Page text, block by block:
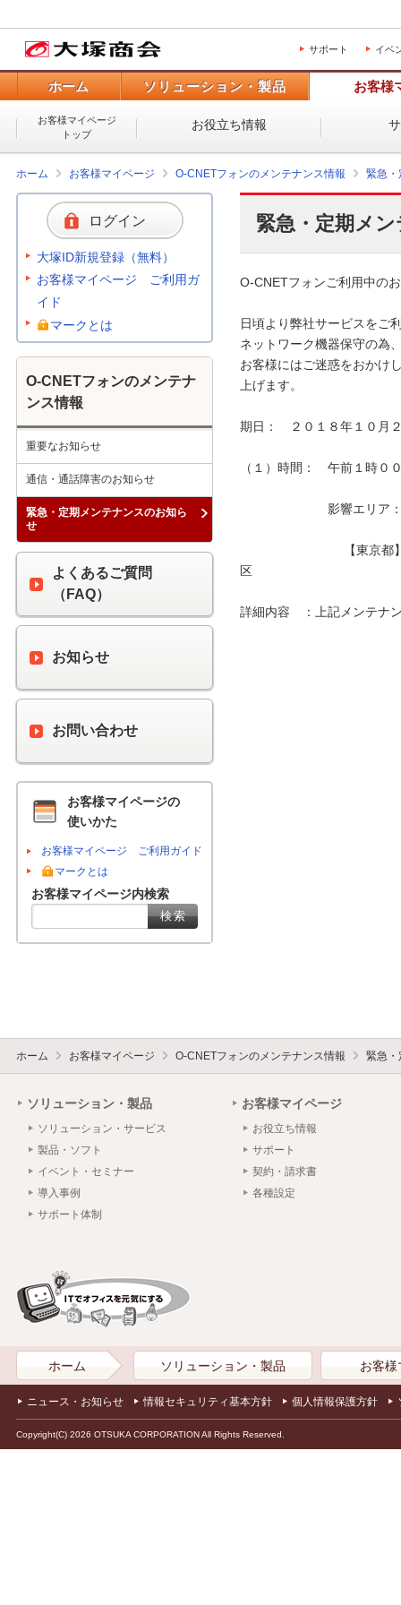
サポート イベ
ホーム ソリューション・製品 お客様
お客様マイページ
トップ
お役立ち情報
ホーム お客様マイページ O-CNETフォンのメンテナンス情報 緊急・
緊急・定期メ
O-CNETフォンご利用中の
日頃より弊社サービスをご
ネットワーク機器保守の為
お客様にはご迷惑をおかけ
上げます。
期日：　２０１８年１０月
（１）時間：　午前１時０
影響エリア：　下記
【東京都】　千
詳細内容　：上記メンテナ
ログイン
大塚ID新規登録（無料）
お客様マイページ ご利用ガ
イド
マークとは
O-CNETフォンのメンテナ
ンス情報
重要なお知らせ
通信・通話障害のお知らせ
緊急・定期メンテナンスのお知ら
せ
よくあるご質問
（FAQ）
お知らせ
お問い合わせ
お客様マイページの
使いかた
お客様マイページ ご利用ガイド
マークとは
お客様マイページ内検索
ホーム お客様マイページ O-CNETフォンのメンテナンス情報 緊急・
ソリューション・製品
ソリューション・サービス
製品・ソフト
イベント・セミナー
導入事例
サポート体制
お客様マイページ
お役立ち情報
サポート
契約・請求書
各種設定
ホーム ソリューション・製品 お客様
ニュース・お知らせ 情報セキュリティ基本方針 個人情報保護方針
Copyright(C) 2026 OTSUKA CORPORATION All Rights Reserved.